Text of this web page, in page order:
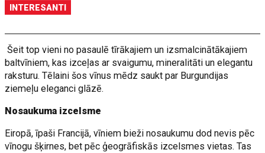
INTERESANTI
Šeit top vieni no pasaulē tīrākajiem un izsmalcinātākajiem
baltvīniem, kas izceļas ar svaigumu, mineralitāti un elegantu
raksturu. Tēlaini šos vīnus mēdz saukt par Burgundijas
ziemeļu eleganci glāzē.
Nosaukuma izcelsme
Eiropā, īpaši Francijā, vīniem bieži nosaukumu dod nevis pēc
vīnogu šķirnes, bet pēc ģeogrāfiskās izcelsmes vietas. Tas